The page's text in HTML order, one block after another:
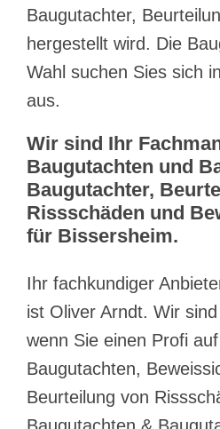
Baugutachter,
hergestellt wird. Die
Wahl suchen Sies sich
aus.
Wir sind Ihr
Baugutachten und
Baugutachter,
Rissschäden und
für Bissersheim.
Ihr fachkundiger
ist Oliver Arndt. Wir
wenn Sie einen Profi
Baugutachten,
Beurteilung von